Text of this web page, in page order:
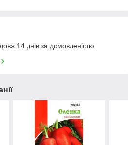
14 днів за домовленістю